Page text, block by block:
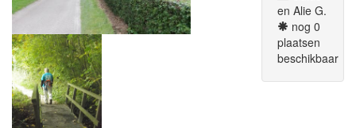
en Alie G.
nog 0
plaatsen
beschikbaar